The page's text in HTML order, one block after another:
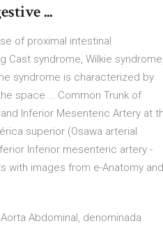
...
of proximal intestinal
Cast syndrome, Wilkie syndrome,
syndrome is characterized by
space … Common Trunk of
Inferior Mesenteric Artery at
superior (Osawa arterial
Inferior mesenteric artery -
with images from e-Anatomy and
Abdominal, denominada